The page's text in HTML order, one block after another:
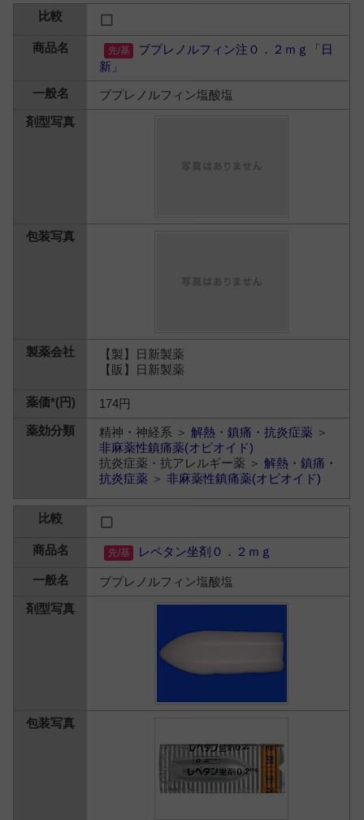
ブプレノルフィン注０．２ｍｇ「日
新」
ブプレノルフィン塩酸塩
【製】日新製薬
【販】日新製薬
174円
精神・神経系 ＞解熱・鎮痛・抗炎症薬 ＞
非麻薬性鎮痛薬(オピオイド)
抗炎症薬・抗アレルギー薬 ＞解熱・鎮痛・
抗炎症薬 ＞非麻薬性鎮痛薬(オピオイド)
レペタン坐剤０．２ｍｇ
ブプレノルフィン塩酸塩